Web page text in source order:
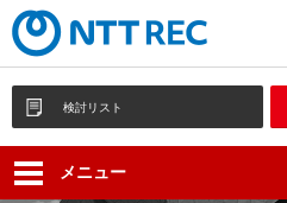
検討リスト
メニュー